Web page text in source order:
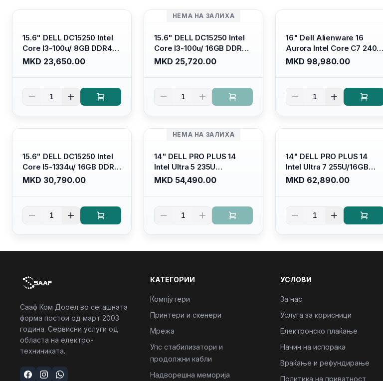
15.6" DELL DC15250 Intel
Core I3-100u/ 8GB DDR4/
512GB SSD M.2/ Iris Xe
Graphics/ 120Hz Anti-
Kb/ Platinum Silver/
Ubuntu
MKD 23,650.00
1
НЕМА НА ЗАЛИХА
15.6" DELL DC15250 Intel
Core I3-100u/ 16GB DDR4/
512GB SSD M.2/ Iris Xe
Graphics/ 120Hz Anti-
Kb/ Carbon Black/ Ubuntu
MKD 25,720.00
1
16" Dell Alienware 16
Aurora Intel Core C7 240H
/16GB RAM DDR5
5600mhz/ 1TB SSD M.2
Wqxga(2560x1600) 120Hz
300 nits / Wi-fi7+bt5.4, AW
MKD 98,980.00
1
15.6" DELL DC15250 Intel
Core I5-1334u/ 16GB DDR4
(1x16gb 2666mhz)/ 512GB
SSD M.2 Nvme/ Intel UHD
glare FULLHD LED Display/
Backlit Kb
MKD 30,790.00
1
НЕМА НА ЗАЛИХА
14" DELL PRO PLUS 14
Intel Ultra 5 235U
Vpro/16gb RAM DDR5
5600mhz/ 512 GB SSD M.2
(16:10) Ips/bt/backlit
Kb/thunderbolt
MKD 54,490.00
1
14" DELL PRO PLUS 14
Intel Ultra 7 255U/16GB
RAM DDR5 5600mhz/ 512
GB SSD M.2 Nvme
Kb/thunderbolt
MKD 62,890.00
1
Сааф Ком Дооел во сегашната
форма постои од март 2003
година. Сервисни услуги од
областа на електро-
техниниката.
КАТЕГОРИИ
Компјутери
Принтери и скенери
Мрежа
Упс стабилизатори и
продолжни кабли
Надворешна меморија
УСЛОВИ
За нас
Услуга за корисници
Електронско плаќање
Начин на испорака
Враќање и рефундирање
Политика на приватност